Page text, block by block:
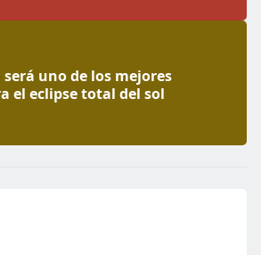
uno de los mejores
el eclipse total del sol